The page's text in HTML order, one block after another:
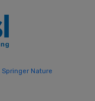
Springer Nature